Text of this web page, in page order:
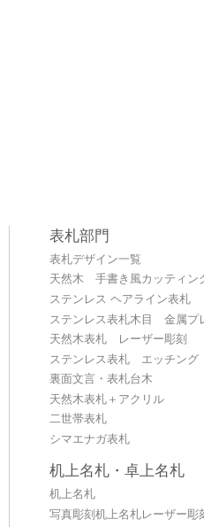
表札部門
表札デザイン一覧
天然木 手書き風カッティン
ステンレス ヘアライン表札
ステンレス表札木目 金属プ
天然木表札 レーザー彫刻
ステンレス表札 エッチング
裏面文言・表札台木
天然木表札＋アクリル
二世帯表札
シマエナガ表札
机上名札・卓上名札
机上名札
写真彫刻机上名札レーザー彫